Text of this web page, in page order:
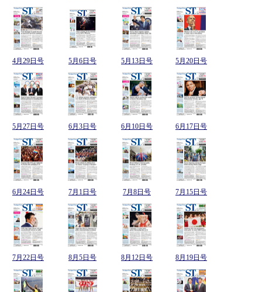
4月29日号 5月6日号 5月13日号 5月20日号
5月27日号 6月3日号 6月10日号 6月17日号
6月24日号 7月1日号 7月8日号 7月15日号
7月22日号 8月5日号 8月12日号 8月19日号